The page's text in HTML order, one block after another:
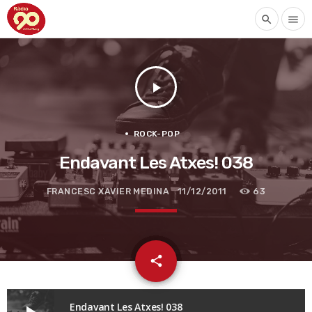
search menu
play_arrow
ROCK-POP
Endavant Les Atxes! 038
FRANCESC XAVIER MEDINA 11/12/2011 63
share
email
Endavant Les Atxes! 038